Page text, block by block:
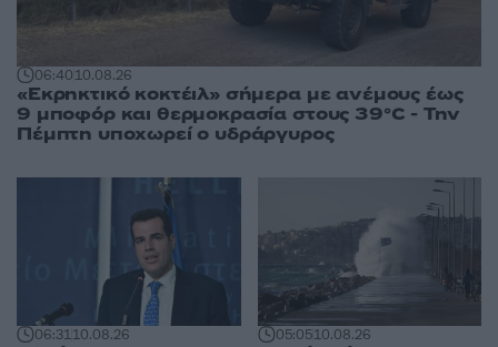
06:4010.08.26
«Εκρηκτικό κοκτέιλ» σήμερα με ανέμους έως
9 μποφόρ και θερμοκρασία στους 39°C - Την
Πέμπτη υποχωρεί ο υδράργυρος
06:3110.08.26 05:0510.08.26